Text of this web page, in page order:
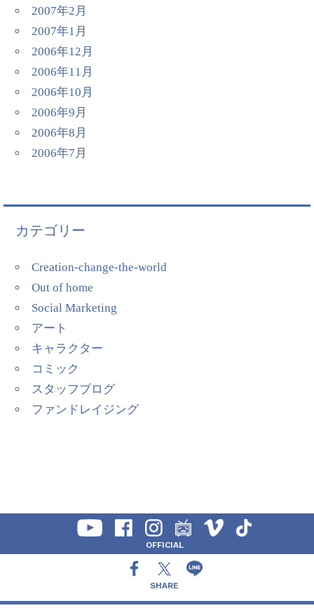
2007年2月
2007年1月
2006年12月
2006年11月
2006年10月
2006年9月
2006年8月
2006年7月
カテゴリー
Creation-change-the-world
Out of home
Social Marketing
アート
キャラクター
コミック
スタッフブログ
ファンドレイジング
OFFICIAL
SHARE